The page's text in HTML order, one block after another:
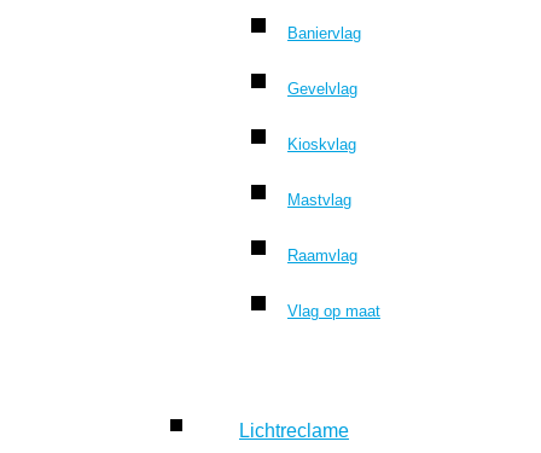
Baniervlag
Gevelvlag
Kioskvlag
Mastvlag
Raamvlag
Vlag op maat
Lichtreclame